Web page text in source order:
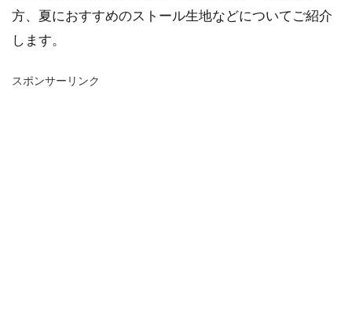
方、夏におすすめのストール生地などについてご紹介
します。
スポンサーリンク